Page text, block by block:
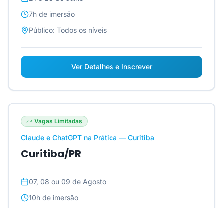
7h de imersão
Público: Todos os níveis
Ver Detalhes e Inscrever
Vagas Limitadas
Claude e ChatGPT na Prática — Curitiba
Curitiba/PR
07, 08 ou 09 de Agosto
10h de imersão